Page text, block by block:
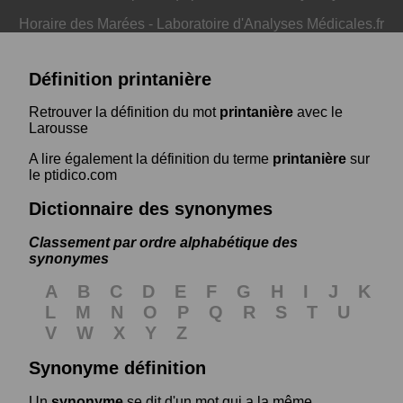
Horaire des Marées - Laboratoire d'Analyses Médicales.fr
Définition printanière
Retrouver la définition du mot printanière avec le
Larousse
A lire également la définition du terme printanière sur
le ptidico.com
Dictionnaire des synonymes
Classement par ordre alphabétique des
synonymes
A B C D E F G H I J
K
L
M N O P Q R S T
U
V
W X Y
Z
Synonyme définition